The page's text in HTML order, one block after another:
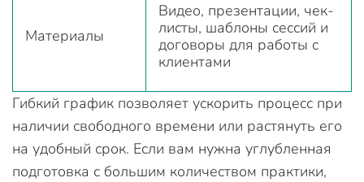
Материалы
Видео, презентации, чек-
листы, шаблоны сессий и
договоры для работы с
клиентами
Гибкий график позволяет ускорить процесс при
наличии свободного времени или растянуть его
на удобный срок. Если вам нужна углубленная
подготовка с большим количеством практики,